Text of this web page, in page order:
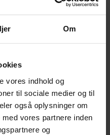
Om
vores indhold og
til sociale medier og til
også oplysninger om
vores partnere inden
og
øget sikkerhed.